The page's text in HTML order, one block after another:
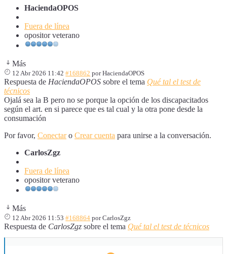
HaciendaOPOS
Fuera de línea
opositor veterano
Más
12 Abr 2026 11:42 #168862 porHaciendaOPOS
Respuesta de HaciendaOPOS sobre el tema Qué tal el test de
técnicos
Ojalá sea la B pero no se porque la opción de los discapacitados
según el art. en si parece que es tal cual y la otra pone desde la
consumación
Por favor, Conectaro Crear cuenta para unirse a la conversación.
CarlosZgz
Fuera de línea
opositor veterano
Más
12 Abr 2026 11:53 #168864 porCarlosZgz
Respuesta de CarlosZgz sobre el tema Qué tal el test de técnicos